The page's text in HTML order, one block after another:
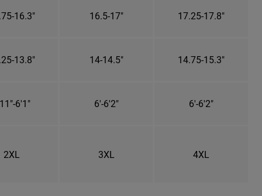
16.3" 16.5-17" 17.25-17.8"
13.8" 14-14.5" 14.75-15.3"
6'1" 6'-6'2" 6'-6'2"
2XL 3XL 4XL